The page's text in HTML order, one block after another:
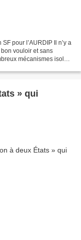
pour l’AURDIP Il n’y a
vouloir et sans
mécanismes isolent
» qui